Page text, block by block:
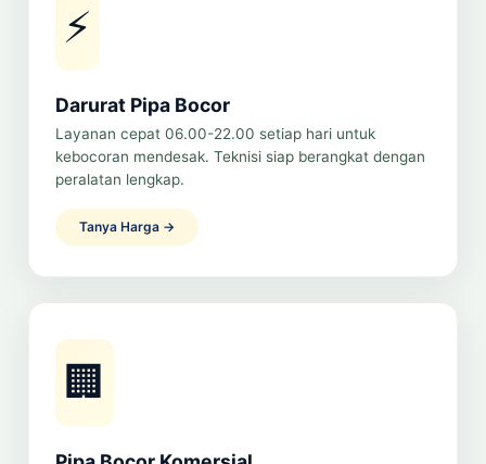
⚡
Darurat Pipa Bocor
Layanan cepat 06.00-22.00 setiap hari untuk
kebocoran mendesak. Teknisi siap berangkat dengan
peralatan lengkap.
Tanya Harga →
🏢